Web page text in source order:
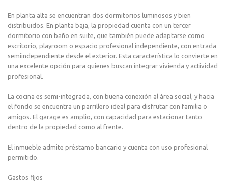
En planta alta se encuentran dos dormitorios luminosos y bien
distribuidos. En planta baja, la propiedad cuenta con un tercer
dormitorio con baño en suite, que también puede adaptarse como
escritorio, playroom o espacio profesional independiente, con entrada
semiindependiente desde el exterior. Esta característica lo convierte en
una excelente opción para quienes buscan integrar vivienda y actividad
profesional.
La cocina es semi-integrada, con buena conexión al área social, y hacia
el fondo se encuentra un parrillero ideal para disfrutar con familia o
amigos. El garage es amplio, con capacidad para estacionar tanto
dentro de la propiedad como al frente.
El inmueble admite préstamo bancario y cuenta con uso profesional
permitido.
Gastos fijos